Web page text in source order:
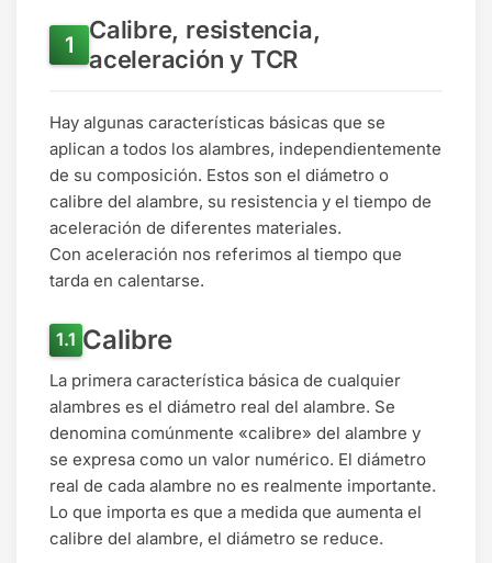
Calibre, resistencia,
aceleración y TCR
Hay algunas características básicas que se
aplican a todos los alambres, independientemente
de su composición. Estos son el diámetro o
calibre del alambre, su resistencia y el tiempo de
aceleración de diferentes materiales.
Con aceleración nos referimos al tiempo que
tarda en calentarse.
Calibre
La primera característica básica de cualquier
alambres es el diámetro real del alambre. Se
denomina comúnmente «calibre» del alambre y
se expresa como un valor numérico. El diámetro
real de cada alambre no es realmente importante.
Lo que importa es que a medida que aumenta el
calibre del alambre, el diámetro se reduce.